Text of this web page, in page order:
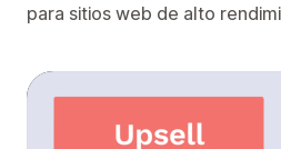
para sitios web de alto